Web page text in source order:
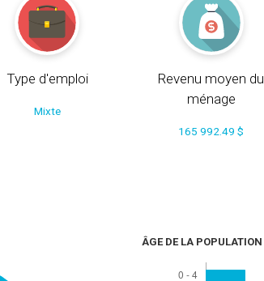
Type d'emploi
Mixte
Revenu moyen du
ménage
165 992.49 $
ÂGE DE LA POPULATION